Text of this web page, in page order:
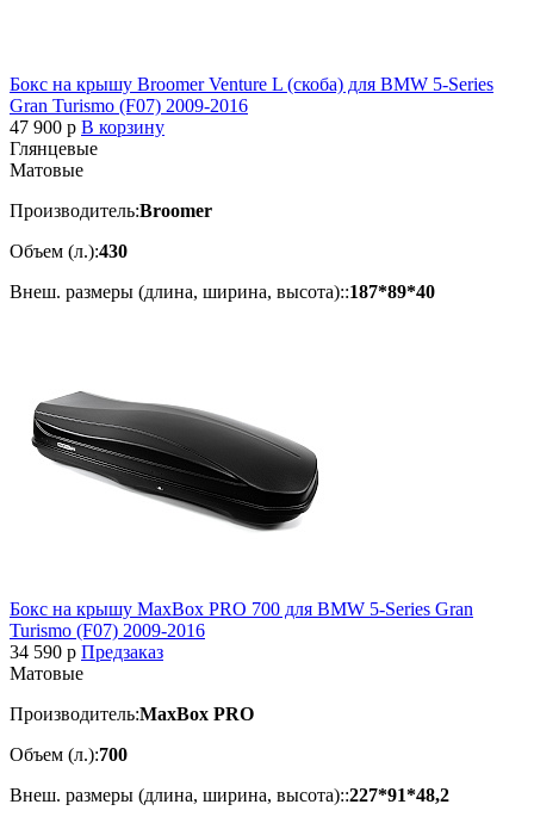
Бокс на крышу Broomer Venture L (скоба) для BMW 5-Series
Gran Turismo (F07) 2009-2016
47 900 p В корзину
Глянцевые
Матовые
Производитель:Broomer
Объем (л.):430
Внеш. размеры (длина, ширина, высота)::187*89*40
Бокс на крышу MaxBox PRO 700 для BMW 5-Series Gran
Turismo (F07) 2009-2016
34 590 p Предзаказ
Матовые
Производитель:MaxBox PRO
Объем (л.):700
Внеш. размеры (длина, ширина, высота)::227*91*48,2